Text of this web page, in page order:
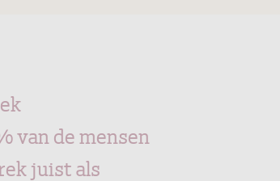
van de mensen
juist als